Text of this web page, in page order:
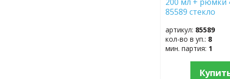
85589 стекло
артикул: 85589
кол-во в уп.: 8
мин. партия: 1